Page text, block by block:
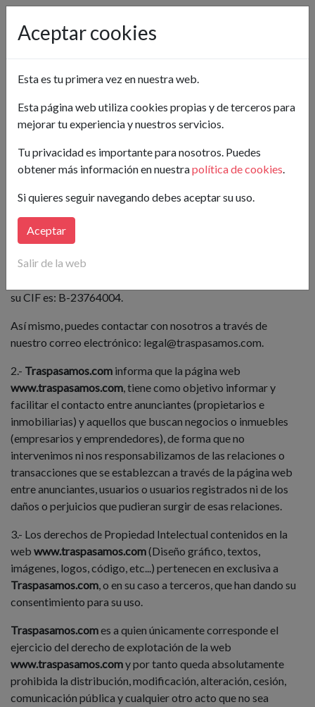
AVISO LEGAL Y
CONDICIONES DE USO
H2TIC - Consultoría y Desarrollo Tecnológico S.L.
de ahora en adelante nos referiremos como
www.traspasamos.com
de 11 de julio de Servicios de la Sociedad de la Información y
de Comercio Electrónico, le informa que su denominación
su CIF es: B-23764004.
Así mismo, puedes contactar con nosotros a través de
nuestro correo electrónico: legal@traspasamos.com.
2.- Traspasamos.com informa que la página web
www.traspasamos.com, tiene como objetivo informar y
facilitar el contacto entre anunciantes (propietarios e
inmobiliarias) y aquellos que buscan negocios o inmuebles
(empresarios y emprendedores), de forma que no
intervenimos ni nos responsabilizamos de las relaciones o
transacciones que se establezcan a través de la página web
entre anunciantes, usuarios o usuarios registrados ni de los
daños o perjuicios que pudieran surgir de esas relaciones.
3.- Los derechos de Propiedad Intelectual contenidos en la
web www.traspasamos.com(Diseño gráfico, textos,
imágenes, logos, código, etc...) pertenecen en exclusiva a
Traspasamos.com, o en su caso a terceros, que han dando su
consentimiento para su uso.
Traspasamos.comes a quien únicamente corresponde el
ejercicio del derecho de explotación de la web
www.traspasamos.comy por tanto queda absolutamente
prohibida la distribución, modificación, alteración, cesión,
comunicación pública y cualquier otro acto que no sea
Aceptar cookies
Esta es tu primera vez en nuestra web.
Esta página web utiliza cookies propias y de terceros para
mejorar tu experiencia y nuestros servicios.
Tu privacidad es importante para nosotros. Puedes
obtener más información en nuestrapolítica de cookies.
Si quieres seguir navegando debes aceptar su uso.
Aceptar
Salir de la web